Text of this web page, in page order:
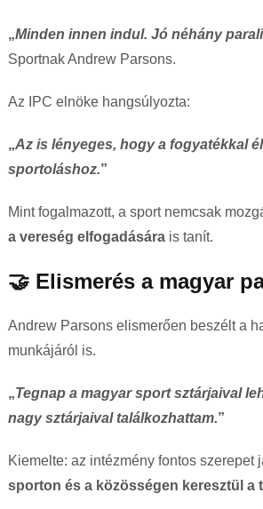
„Minden innen indul. Jó néhány
Sportnak Andrew Parsons.
Az IPC elnöke hangsúlyozta:
„Az is lényeges, hogy a fogyatékkal
sportoláshoz.”
Mint fogalmazott, a sport nemcsak
a vereség elfogadására is tanít.
🤝 Elismerés a magyar
Andrew Parsons elismerően beszélt a
munkájáról is.
„Tegnap a magyar sport sztárjaival
nagy sztárjaival találkozhattam.”
Kiemelte: az intézmény fontos szerepet
sporton és a közösségen keresztül a